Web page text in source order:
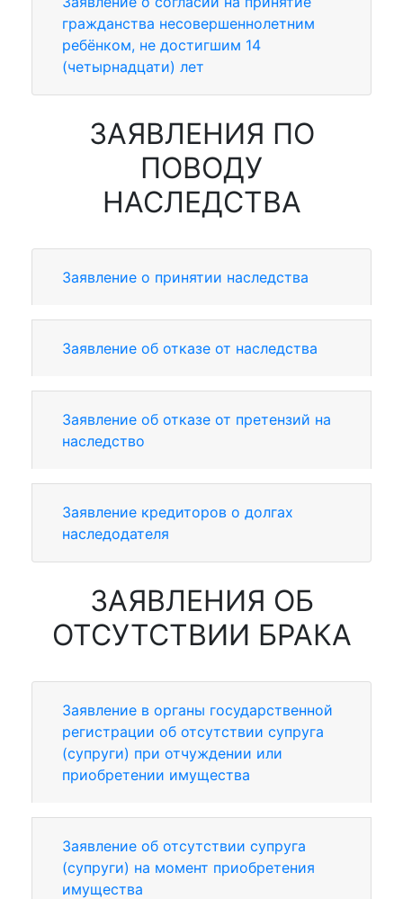
гражданства несовершеннолетним
ребёнком, не достигшим 14
(четырнадцати) лет
ЗАЯВЛЕНИЯ ПО
ПОВОДУ
НАСЛЕДСТВА
Заявление о принятии наследства
Заявление об отказе от наследства
Заявление об отказе от претензий на
наследство
Заявление кредиторов о долгах
наследодателя
ЗАЯВЛЕНИЯ ОБ
ОТСУТСТВИИ БРАКА
Заявление в органы государственной
регистрации об отсутствии супруга
(супруги) при отчуждении или
приобретении имущества
Заявление об отсутствии супруга
(супруги) на момент приобретения
имущества